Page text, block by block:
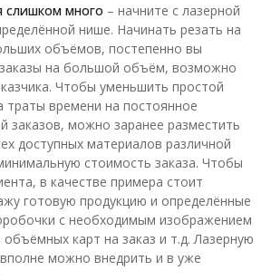
слишком много – начните с лазерной
нише. Начинать резать на
объёмов, постепенно вы
на большой объём, возможно
Чтобы уменьшить простой
траты времени на постоянное
заказов, можно заранее разместить
доступных материалов различной
стоимость заказа. Чтобы
в качестве примера стоит
готовую продукцию и определённые
с необходимым изображением
карт на заказ и т.д. Лазерную
вполне можно внедрить и в уже